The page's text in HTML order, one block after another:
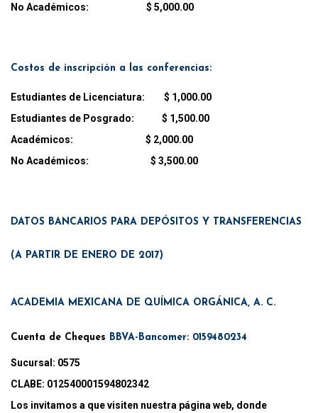
No Académicos: $ 5,000.00
Costos de inscripción a las conferencias:
Estudiantes de Licenciatura: $ 1,000.00
Estudiantes de Posgrado: $ 1,500.00
Académicos: $ 2,000.00
No Académicos: $ 3,500.00
DATOS BANCARIOS PARA DEPÓSITOS Y TRANSFERENCIAS
(A PARTIR DE ENERO DE 2017)
ACADEMIA MEXICANA DE QUÍMICA ORGÁNICA, A. C.
Cuenta de Cheques BBVA-Bancomer: 0159480234
Sucursal: 0575
CLABE: 012540001594802342
Los invitamos a que visiten nuestra página web, donde